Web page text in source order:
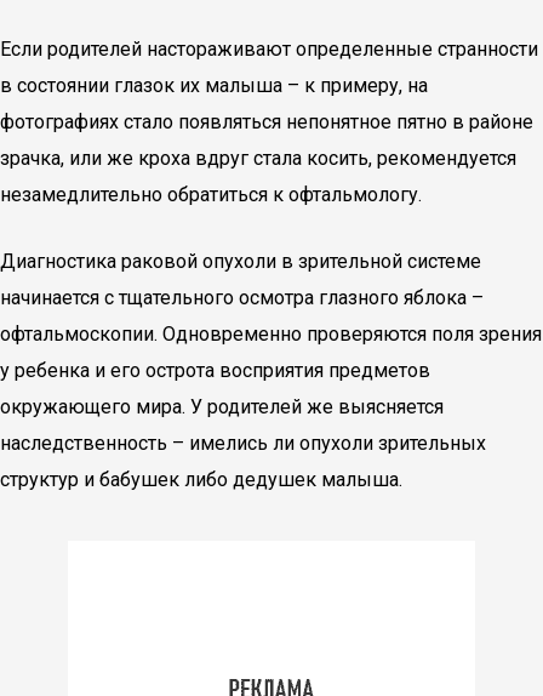
Если родителей настораживают определенные странности
в состоянии глазок их малыша – к примеру, на
фотографиях стало появляться непонятное пятно в районе
зрачка, или же кроха вдруг стала косить, рекомендуется
незамедлительно обратиться к офтальмологу.
Диагностика раковой опухоли в зрительной системе
начинается с тщательного осмотра глазного яблока –
офтальмоскопии. Одновременно проверяются поля зрения
у ребенка и его острота восприятия предметов
окружающего мира. У родителей же выясняется
наследственность – имелись ли опухоли зрительных
структур и бабушек либо дедушек малыша.